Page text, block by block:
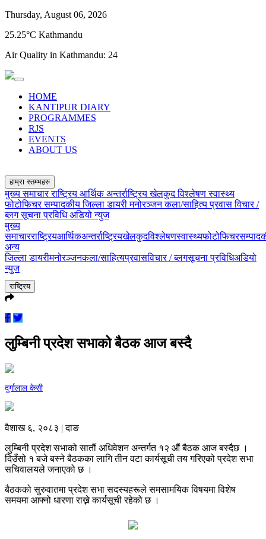
Thursday, August 06, 2026
25.25°C Kathmandu
Air Quality in Kathmandu: 24
HOME
KANTIPUR DIARY
PROGRAMMES
RJS
EVENTS
ABOUT US
हाम्रा स्तम्भहरु
मुख्य समाचारराष्ट्रिय आर्थिकअन्तर्राष्ट्रियखेलकुदविश्लेषणस्वास्थ्य
फोटोफिचरसम्पादकीयजिल्ला डायरीमनोरञ्जनकला/साहित्यप्रवासविचार /
ब्लगसूचना प्रविधिअडियो न्युज
मुख्य
समाचारराष्ट्रियआर्थिकअन्तर्राष्ट्रियखेलकुदविश्लेषणस्वास्थ्यफोटोफिचर
अन्य
जिल्ला डायरीमनोरञ्जनकला/साहित्यप्रवासविचार / ब्लगसूचना प्रविधिअडियो
न्युज
राष्ट्रिय
लुम्बिनी प्रदेश सभाको बैठक आज बस्दै
दुर्गालाल केसी
वैशाख ६, २०८३ | दाङ
लुम्बिनी प्रदेश सभाको सातौं अधिवेशन अन्तर्गत १२ औं बैठक आज बस्दैछ ।
दिउँसो १ बजे बस्ने बैठकका लागि तीन वटा कार्यसूची तय गरिएको प्रदेश सभा
सचिवालयले जनाएको छ ।
बैठकको सुरुवातमा प्रदेश सभा सदस्यहरूले समसामयिक विषयमा विशेष
समयमा आफ्नो धारणा राख्ने कार्यसूची रहेको छ ।